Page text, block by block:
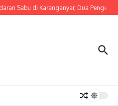
Sabu di Karanganyar, Dua